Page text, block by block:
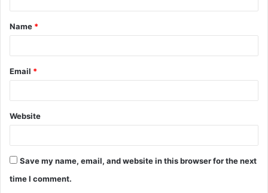
Name *
Email *
Website
Save my name, email, and website in this browser for the next
time I comment.